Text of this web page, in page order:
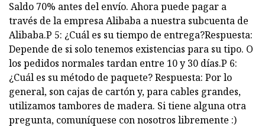
Saldo 70% antes del envío. Ahora puede pagar a
través de la empresa Alibaba a nuestra subcuenta de
Alibaba.P 5: ¿Cuál es su tiempo de entrega?Respuesta:
Depende de si solo tenemos existencias para su tipo. O
los pedidos normales tardan entre 10 y 30 días.P 6:
¿Cuál es su método de paquete? Respuesta: Por lo
general, son cajas de cartón y, para cables grandes,
utilizamos tambores de madera. Si tiene alguna otra
pregunta, comuníquese con nosotros libremente :)